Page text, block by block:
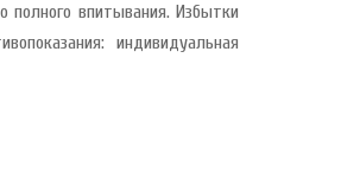
впитывания. Избытки
индивидуальная